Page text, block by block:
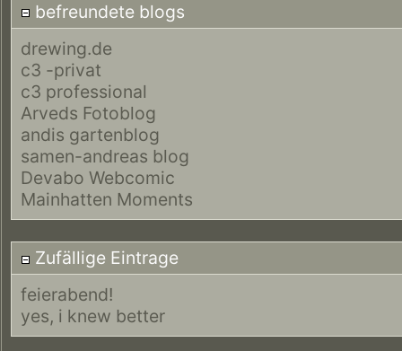
befreundete blogs
drewing.de
c3 -privat
c3 professional
Arveds Fotoblog
andis gartenblog
samen-andreas blog
Devabo Webcomic
Mainhatten Moments
Zufällige Eintrage
feierabend!
yes, i knew better